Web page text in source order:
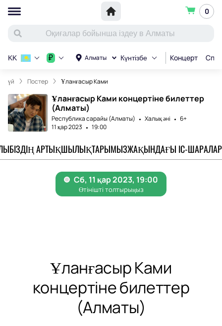
0
Алматы Күнтізбе Концерт
KK ₽
үй Постер Ұланғасыр Ками
Ұланғасыр Ками концертіне билеттер
(Алматы)
Республика сарайы (Алматы) Халық әні
6+
11 қар 2023
19:00
БІЗДІҢ АРТЫҚШЫЛЫҚТАРЫМЫЗЖАҚЫНДАҒЫ ІС-ШАРАЛАР
Ұланғасыр Ками
концертіне билеттер
(Алматы)